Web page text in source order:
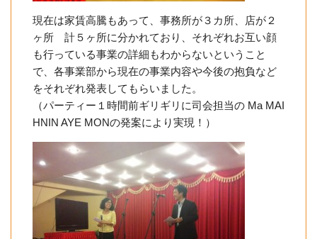
現在は家賃高騰もあって、事務所が３カ所、店が２
ヶ所 計５ヶ所に分かれており、それぞれお互い顔
も行っている事業の詳細もわからないということ
で、各事業部から現在の事業内容や今後の抱負など
をそれぞれ発表してもらいました。
（パーティー１時間前ギリギリに司会担当の Ma MAI
HNIN AYE MONの発案により実現！）